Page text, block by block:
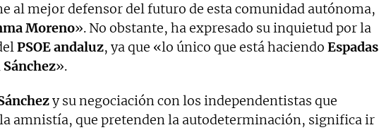
al mejor defensor del futuro de esta comunidad autónoma,
Moreno». No obstante, ha expresado su inquietud por la
PSOE andaluz, ya que «lo único que está haciendo Espadas
Sánchez».
y su negociación con los independentistas que
amnistía, que pretenden la autodeterminación, significa ir